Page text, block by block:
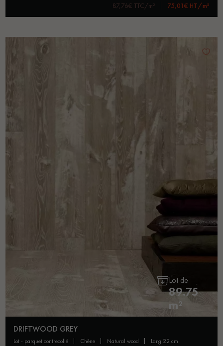
87,76€ TTC/m² 75,01€ HT/m²
Lot de
89.75
m²
DRIFTWOOD GREY
lot - parquet contrecollé chêne natural wood larg 22 cm